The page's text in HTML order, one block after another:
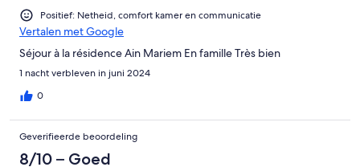
Positief: Netheid, comfort kamer en communicatie
Vertalen met Google
Séjour à la résidence Ain Mariem En famille Très bien
1 nacht verbleven in juni 2024
0
Geverifieerde beoordeling
8/10 – Goed